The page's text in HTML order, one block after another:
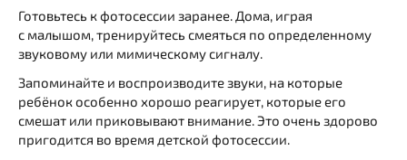
Готовьтесь к фотосессии заранее. Дома, играя
с малышом, тренируйтесь смеяться по определенному
звуковому или мимическому сигналу.
Запоминайте и воспроизводите звуки, на которые
ребёнок особенно хорошо реагирует, которые его
смешат или приковывают внимание. Это очень здорово
пригодится во время детской фотосессии.